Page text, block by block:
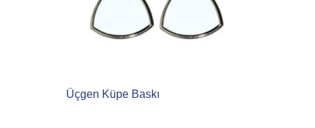
Üçgen Küpe Baskı